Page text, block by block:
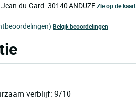
du-Gard. 30140 ANDUZEZie op de kaart
Bekijk beoordelingen
verblijf: 9/10